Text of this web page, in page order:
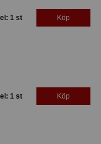
1 st Köp
1 st Köp